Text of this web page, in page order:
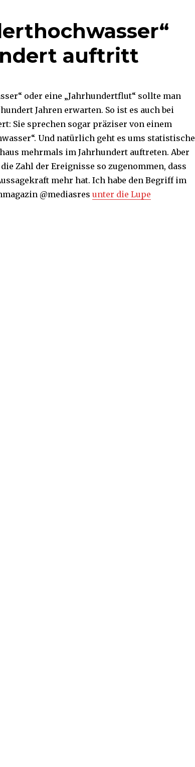
auftritt
oder eine „Jahrhundertflut“ sollte man
Jahren erwarten. So ist es auch bei
Sie sprechen sogar präziser von einem
Und natürlich geht es ums statistische
mehrmals im Jahrhundert auftreten. Aber
Zahl der Ereignisse so zugenommen, dass
mehr hat. Ich habe den Begriff im
@mediasres unter die Lupe